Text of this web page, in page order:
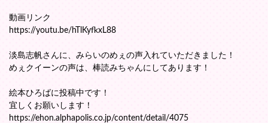
動画リンク
https://youtu.be/hTlKyfkxL88
淡島志帆さんに、みらいのめぇの声入れていただきました！
めぇクイーンの声は、棒読みちゃんにしてあります！
絵本ひろばに投稿中です！
宜しくお願いします！
https://ehon.alphapolis.co.jp/content/detail/4075